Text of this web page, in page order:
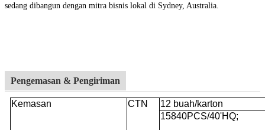
sedang dibangun dengan mitra bisnis lokal di Sydney, Australia.
Pengemasan & Pengiriman
Kemasan CTN
12 buah/karton
15840PCS/40'HQ;